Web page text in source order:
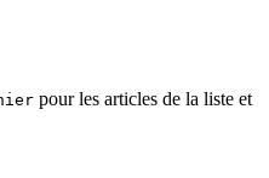
pour les articles de la liste et